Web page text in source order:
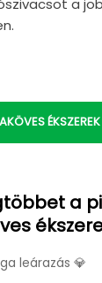
a
ÉKSZEREK
a
leárazás 💎